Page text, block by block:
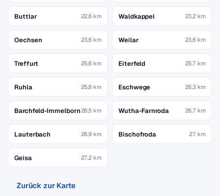
Buttlar 22,6 km Waldkappel 23,2 km
Oechsen 23,6 km Weilar 23,6 km
Treffurt 25,6 km Eiterfeld 25,7 km
Ruhla 25,8 km Eschwege 26,3 km
Barchfeld-Immelborn26,5 km Wutha-Farnroda 26,7 km
Lauterbach 26,9 km Bischofroda 27 km
Geisa 27,2 km
Zurück zur Karte